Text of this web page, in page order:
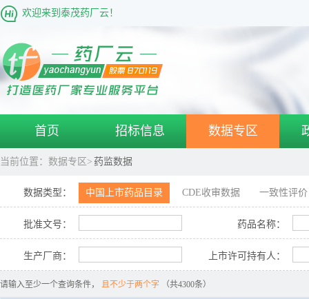
欢迎来到泰茂药厂云！
首页 招标信息 数据专区
当前位置： 数据专区> 药监数据
数据类型： 中国上市药品目录 CDE收审数据 一致性评价
批准文号： 药品名称：
生产厂商： 上市许可持有人：
请输入至少一个查询条件， 且不少于两个字 （共4300条）